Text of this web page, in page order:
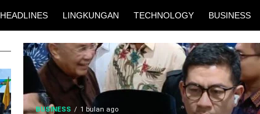
HEADLINES LINGKUNGAN TECHNOLOGY BUSINESS
BUSINESS 1 bulan ago